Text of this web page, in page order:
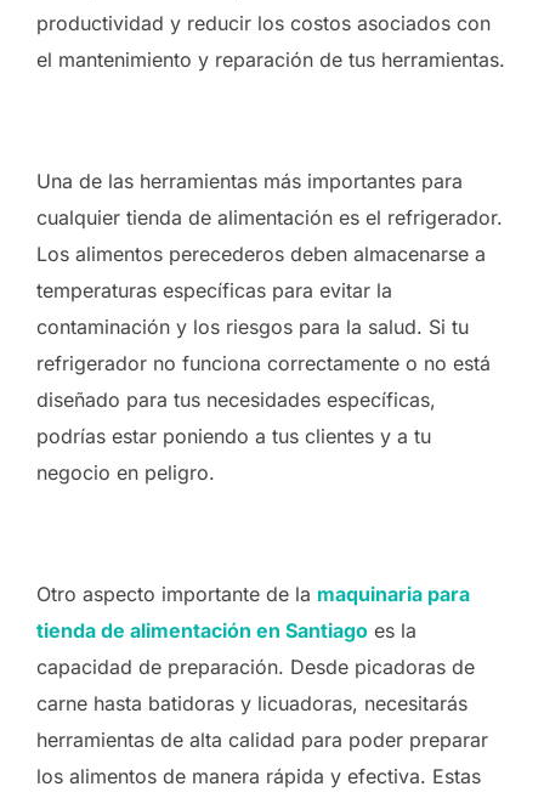
productividad y reducir los costos asociados con
el mantenimiento y reparación de tus herramientas.
Una de las herramientas más importantes para
cualquier tienda de alimentación es el refrigerador.
Los alimentos perecederos deben almacenarse a
temperaturas específicas para evitar la
contaminación y los riesgos para la salud. Si tu
refrigerador no funciona correctamente o no está
diseñado para tus necesidades específicas,
podrías estar poniendo a tus clientes y a tu
negocio en peligro.
Otro aspecto importante de la maquinaria para
tienda de alimentación en Santiago es la
capacidad de preparación. Desde picadoras de
carne hasta batidoras y licuadoras, necesitarás
herramientas de alta calidad para poder preparar
los alimentos de manera rápida y efectiva. Estas